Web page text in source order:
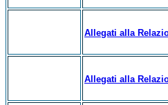
Allegati alla
Allegati alla